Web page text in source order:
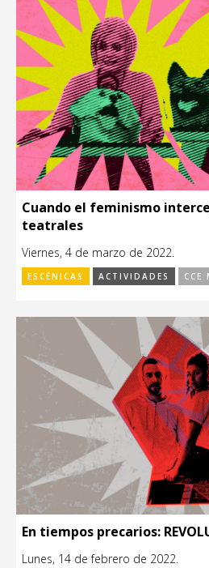
Cuando el feminismo
teatrales
Viernes, 4 de marzo de 2022.
ESCÉNICAS ACTIVIDADES CCE
En tiempos precarios:
Lunes, 14 de febrero de 2022.